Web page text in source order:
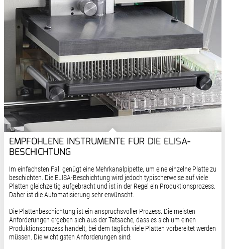
EMPFOHLENE INSTRUMENTE FÜR DIE ELISA-
BESCHICHTUNG
Im einfachsten Fall genügt eine Mehrkanalpipette, um eine einzelne Platte zu
beschichten. Die ELISA-Beschichtung wird jedoch typischerweise auf viele
Platten gleichzeitig aufgebracht und ist in der Regel ein Produktionsprozess.
Daher ist die Automatisierung sehr erwünscht.
Die Plattenbeschichtung ist ein anspruchsvoller Prozess. Die meisten
Anforderungen ergeben sich aus der Tatsache, dass es sich um einen
Produktionsprozess handelt, bei dem täglich viele Platten vorbereitet werden
müssen. Die wichtigsten Anforderungen sind: